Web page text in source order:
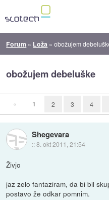
Forum » Loža »obožujem
obožujem debeluške
« 1 2 3 4
Shegevara
::8. okt 2011, 21:54
Živjo
jaz zelo fantaziram, da bi bil
postavo že odkar pomnim.